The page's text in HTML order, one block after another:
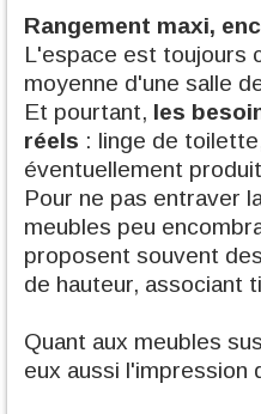
Rangement maxi,
L'espace est toujours
moyenne d'une salle
Et pourtant, les
réels : linge de
éventuellement
Pour ne pas entraver
meubles peu
proposent souvent
de hauteur, associant
Quant aux meubles
eux aussi l'impression